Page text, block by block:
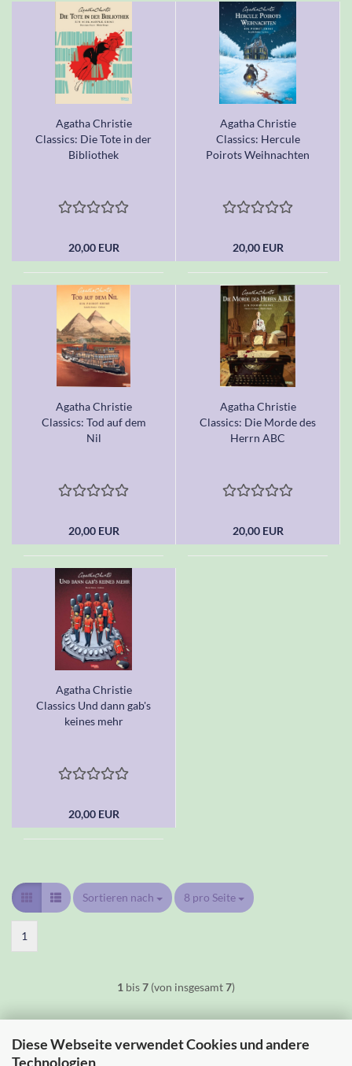
Diese Webseite verwendet Cookies und andere
Technologien
Agatha Christie
Classics: Die Tote in der
Bibliothek
20,00 EUR
Agatha Christie
Classics: Hercule
Poirots Weihnachten
20,00 EUR
Agatha Christie
Classics: Tod auf dem
Nil
20,00 EUR
Agatha Christie
Classics: Die Morde des
Herrn ABC
20,00 EUR
Agatha Christie
Classics Und dann gab's
keines mehr
20,00 EUR
Sortieren nach
Sortieren nach 8 pro Seite
pro Seite
1
1 bis7 (von insgesamt7)